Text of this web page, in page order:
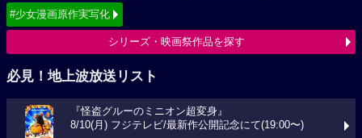
#少女漫画原作実写化
シリーズ・映画祭作品を探す
必見！地上波放送リスト
『怪盗グルーのミニオン超変身』
8/10(月) フジテレビ/最新作公開記念にて(19:00〜)